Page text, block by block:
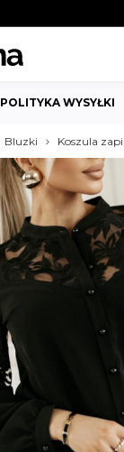
POLITYKA WYSYŁKI
Bluzki Koszula